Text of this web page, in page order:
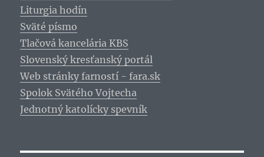
Liturgia hodín
Sväté písmo
Tlačová kancelária KBS
Slovenský kresťanský portál
Web stránky farností - fara.sk
Spolok Svätého Vojtecha
Jednotný katolícky spevník